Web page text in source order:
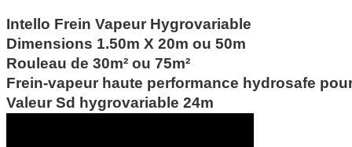
Intello Frein Vapeur Hygrovariable
Dimensions 1.50m X 20m ou 50m
Rouleau de 30m² ou 75m²
Frein-vapeur haute performance hydrosafe
Valeur Sd hygrovariable 24m